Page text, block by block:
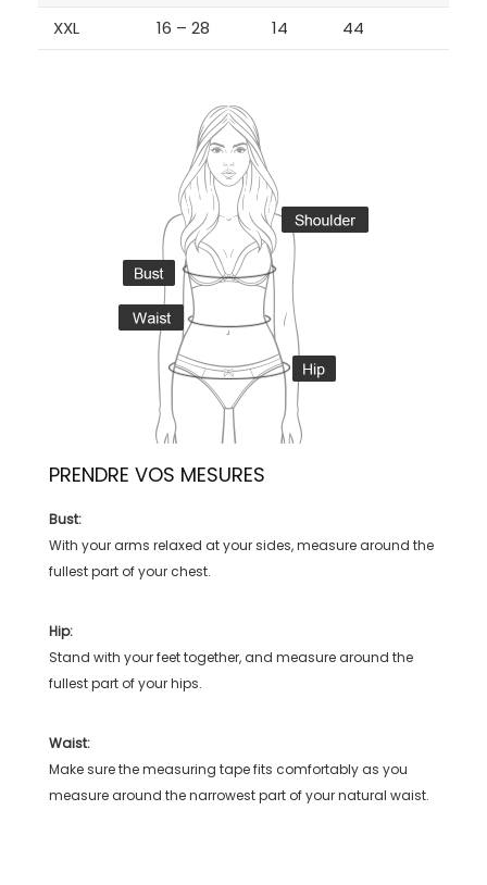
XXL
16 – 28 14 44
PRENDRE VOS MESURES
Bust:
With your arms relaxed at your sides, measure around the
fullest part of your chest.
Hip:
Stand with your feet together, and measure around the
fullest part of your hips.
Waist:
Make sure the measuring tape fits comfortably as you
measure around the narrowest part of your natural waist.